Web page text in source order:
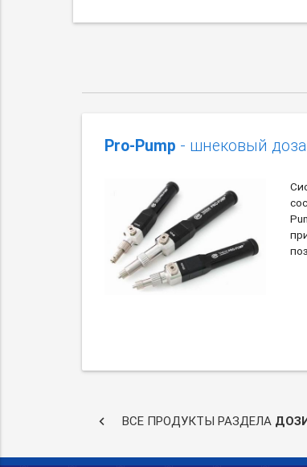
Pro-Pump - шнековый
keyboard_arrow_left ВСЕ ПРОДУКТЫ РАЗДЕЛА